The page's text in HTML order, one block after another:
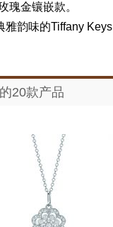
瑰金镶嵌款。
韵味的Tiffany Keys
20款产品